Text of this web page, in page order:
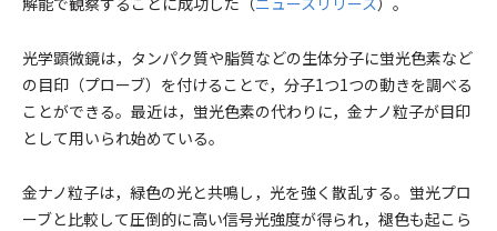
光学顕微鏡は，タンパク質や脂質などの生体分子に蛍光色素など
の目印（プローブ）を付けることで，分子1つ1つの動きを調べる
ことができる。最近は，蛍光色素の代わりに，金ナノ粒子が目印
として用いられ始めている。
金ナノ粒子は，緑色の光と共鳴し，光を強く散乱する。蛍光プロ
ーブと比較して圧倒的に高い信号光強度が得られ，褪色も起こら